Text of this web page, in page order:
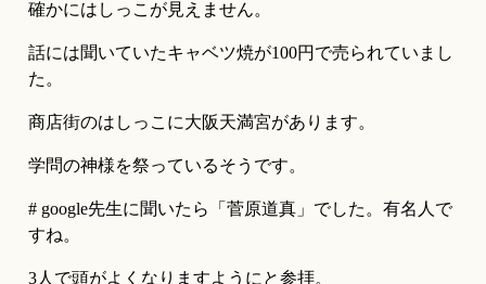
確かにはしっこが見えません。
話には聞いていたキャベツ焼が100円で売られていまし
た。
商店街のはしっこに大阪天満宮があります。
学問の神様を祭っているそうです。
# google先生に聞いたら「菅原道真」でした。有名人で
すね。
3人で頭がよくなりますようにと参拝。